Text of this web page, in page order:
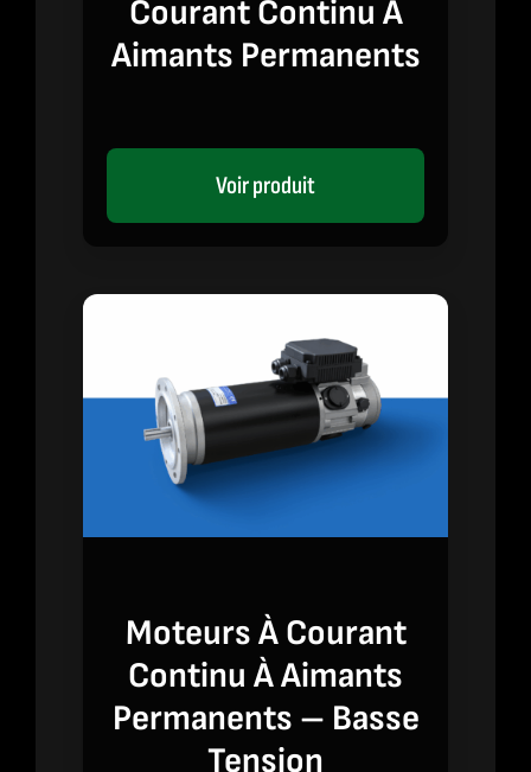
Courant Continu À
Aimants Permanents
Voir produit
Moteurs À Courant
Continu À Aimants
Permanents – Basse
Tension